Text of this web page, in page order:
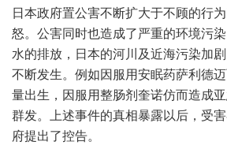
日本政府置公害不断扩大于不顾的行
怒。公害同时也造成了严重的环境污
水的排放，日本的河川及近海污染加
不断发生。例如因服用安眠药萨利德
量出生，因服用整肠剂奎诺仿而造成
群发。上述事件的真相暴露以后，受
府提出了控告。